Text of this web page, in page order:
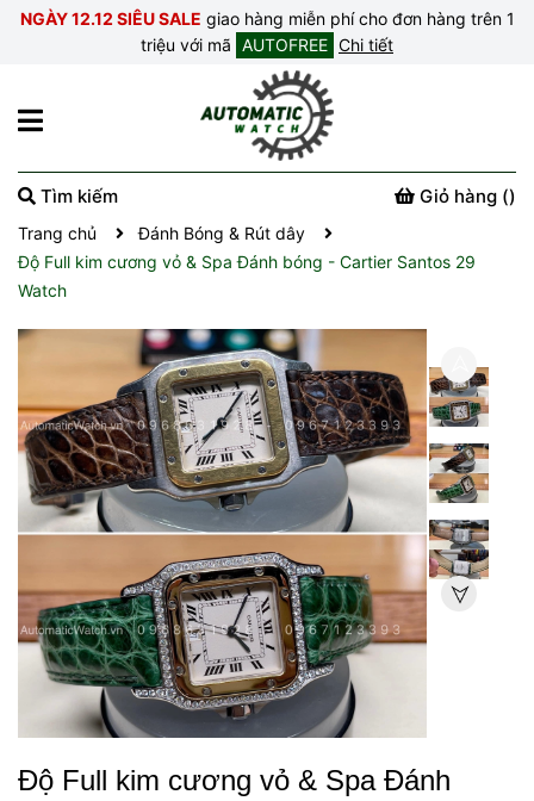
NGÀY 12.12 SIÊU SALE giao hàng miễn phí cho đơn hàng trên 1
triệu với mã AUTOFREE Chi tiết
Tìm kiếm Giỏ hàng ()
Trang chủ
Đánh Bóng & Rút dây
Độ Full kim cương vỏ & Spa Đánh bóng - Cartier Santos 29
Watch
Độ Full kim cương vỏ & Spa Đánh